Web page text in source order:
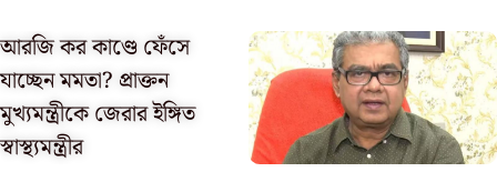
আরজি কর কাণ্ডে ফেঁসে
যাচ্ছেন মমতা? প্রাক্তন
মুখ্যমন্ত্রীকে জেরার ইঙ্গিত
স্বাস্থ্যমন্ত্রীর